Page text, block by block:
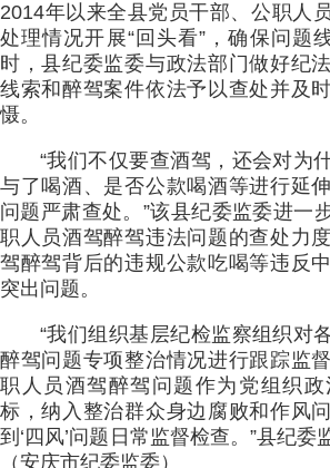
2014年以来全县党员干部、公职人
处理情况开展“回头看”，确保问题
时，县纪委监委与政法部门做好纪
线索和醉驾案件依法予以查处并及
慑。
“我们不仅要查酒驾，还会对为
与了喝酒、是否公款喝酒等进行延
问题严肃查处。”该县纪委监委进一
职人员酒驾醉驾违法问题的查处力
驾醉驾背后的违规公款吃喝等违反
突出问题。
“我们组织基层纪检监察组织对
醉驾问题专项整治情况进行跟踪监
职人员酒驾醉驾问题作为党组织
标，纳入整治群众身边腐败和作风
到‘四风’问题日常监督检查。”县纪委
（安庆市纪委监委）